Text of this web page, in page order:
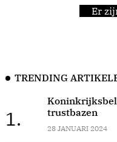
Er
TRENDING
1.
trustbazen
28 JANUARI 2024